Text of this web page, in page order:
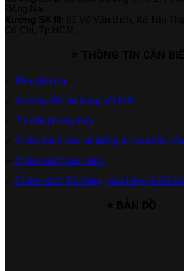
Báo giá cửa
Hướng dẫn sử dụng nội thất
Tư vấn phong thủy
Chính sách bảo vệ thông tin cá nhân
Chính sách bảo hành
Chính sách đặt hàng, giao hàng & đổi trả